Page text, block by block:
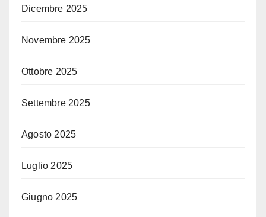
Dicembre 2025
Novembre 2025
Ottobre 2025
Settembre 2025
Agosto 2025
Luglio 2025
Giugno 2025